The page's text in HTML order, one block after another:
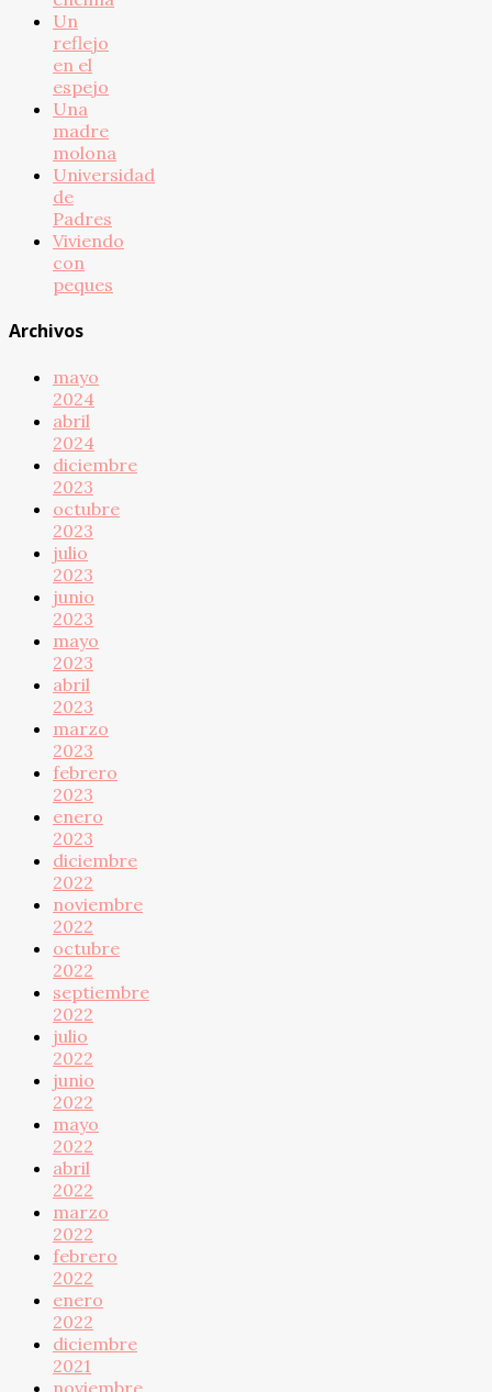
Un
reflejo
en el
espejo
Una
madre
molona
Universidad
de
Padres
Viviendo
con
peques
Archivos
mayo
2024
abril
2024
diciembre
2023
octubre
2023
julio
2023
junio
2023
mayo
2023
abril
2023
marzo
2023
febrero
2023
enero
2023
diciembre
2022
noviembre
2022
octubre
2022
septiembre
2022
julio
2022
junio
2022
mayo
2022
abril
2022
marzo
2022
febrero
2022
enero
2022
diciembre
2021